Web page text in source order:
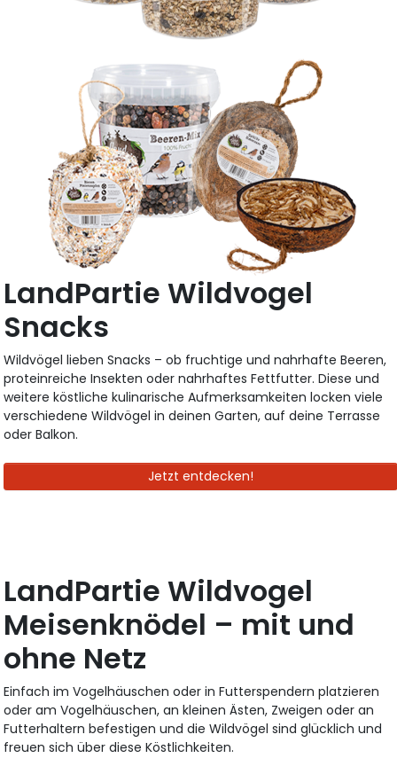
LandPartie Wildvogel
Snacks
Wildvögel lieben Snacks – ob fruchtige und nahrhafte Beeren,
proteinreiche Insekten oder nahrhaftes Fettfutter. Diese und
weitere köstliche kulinarische Aufmerksamkeiten locken viele
verschiedene Wildvögel in deinen Garten, auf deine Terrasse
oder Balkon.
Jetzt entdecken!
LandPartie Wildvogel
Meisenknödel – mit und
ohne Netz
Einfach im Vogelhäuschen oder in Futterspendern platzieren
oder am Vogelhäuschen, an kleinen Ästen, Zweigen oder an
Futterhaltern befestigen und die Wildvögel sind glücklich und
freuen sich über diese Köstlichkeiten.